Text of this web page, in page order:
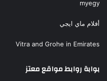
myegy
أفلام ماي ايجي
Vitra and Grohe in Emirates
بوابة روابط مواقع معتز